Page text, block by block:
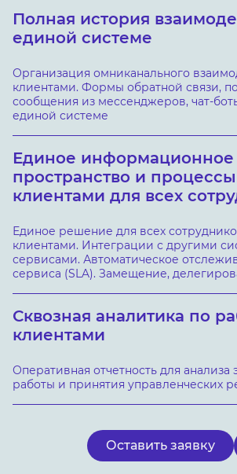
Полная история
единой системе
Организация омниканального
клиентами. Формы обратной связи,
сообщения из мессенджеров, чат-
единой системе
Единое информационное
пространство и
клиентами для всех
Единое решение для всех
клиентами. Интеграции с другими
сервисами. Автоматическое
сервиса (SLA). Замещение,
Сквозная аналитика по
клиентами
Оперативная отчетность для анализа
работы и принятия управленческих
Оставить заявку